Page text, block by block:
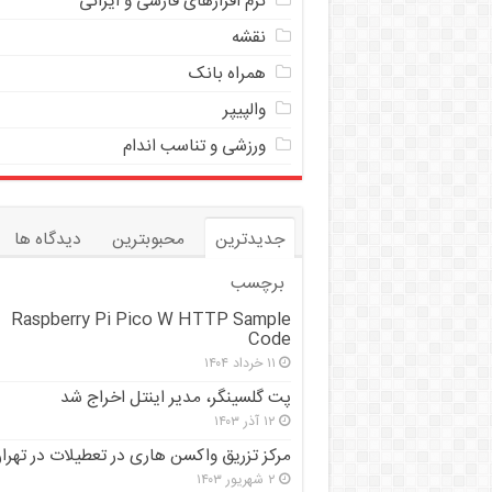
نقشه
همراه بانک
والپیپر
ورزشی و تناسب اندام
جدیدترین محبوبترین
دیدگاه ها
برچسب
Raspberry Pi Pico W HTTP Sample
Code
۱۱ خرداد ۱۴۰۴
پت گلسینگر، مدیر اینتل اخراج شد
۱۲ آذر ۱۴۰۳
مرکز تزریق واکسن هاری در تعطیلات در
۲ شهریور ۱۴۰۳